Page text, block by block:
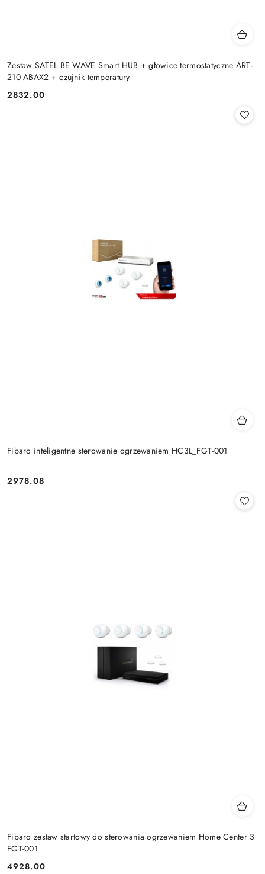
Zestaw SATEL BE WAVE Smart HUB + głowice termostatyczne ART-
210 ABAX2 + czujnik temperatury
Cena:
2832.00
Fibaro inteligentne sterowanie ogrzewaniem HC3L_FGT-001
Cena:
2978.08
Fibaro zestaw startowy do sterowania ogrzewaniem Home Center 3
FGT-001
4928.00